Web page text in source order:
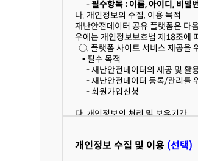
-필수항목 : 이름, 아이디, 비밀
나. 개인정보의 수집, 이용 목적
재난안전데이터 공유 플랫폼은 다
우에는 개인정보보호법 제18조에
○. 플랫폼 사이트 서비스 제공을
• 필수 목적
-재난안전데이터의 제공 및 활
- 재난안전데이터 등록/관리를
- 회원가입신청
다. 개인정보의 처리 및 보유기간
- 수집근거 : 정보주체의 동의
개인정보 수집 및 이용 (선택)